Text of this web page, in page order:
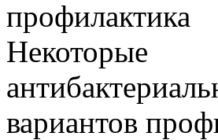
Некоторые
вариантов